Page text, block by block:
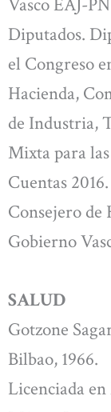
Vasco EAJ-
Diputados.
el Congreso
Hacienda,
de Industria,
Mixta para
Cuentas 2016.
Consejero de
Gobierno
SALUD
Gotzone
Bilbao, 1966.
Licenciada